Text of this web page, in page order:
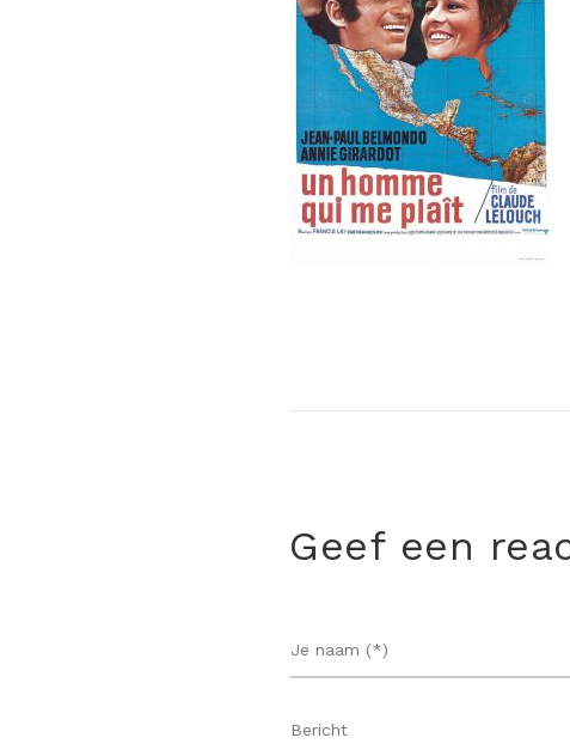
Geef een